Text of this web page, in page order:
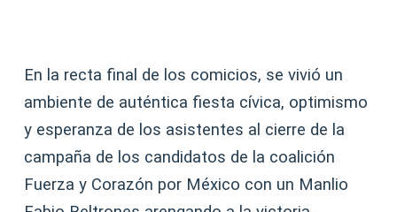
En la recta final de los comicios, se vivió un
ambiente de auténtica fiesta cívica, optimismo
y esperanza de los asistentes al cierre de la
campaña de los candidatos de la coalición
Fuerza y Corazón por México con un Manlio